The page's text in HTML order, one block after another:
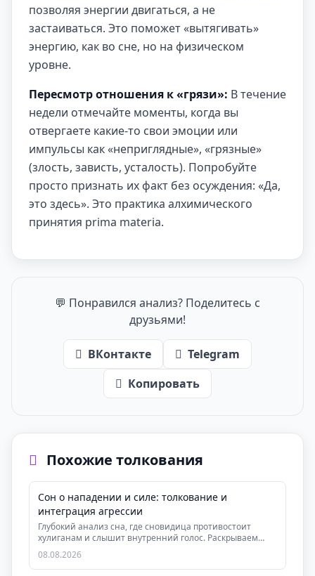
позволяя энергии двигаться, а не
застаиваться. Это поможет «вытягивать»
энергию, как во сне, но на физическом
уровне.
Пересмотр отношения к «грязи»: В течение
недели отмечайте моменты, когда вы
отвергаете какие-то свои эмоции или
импульсы как «неприглядные», «грязные»
(злость, зависть, усталость). Попробуйте
просто признать их факт без осуждения: «Да,
это здесь». Это практика алхимического
принятия prima materia.
💬 Понравился анализ? Поделитесь с
друзьями!
ВКонтакте
Telegram
Копировать
Похожие толкования
Сон о нападении и силе: толкование и
интеграция агрессии
Глубокий анализ сна, где сновидица противостоит
хулиганам и слышит внутренний голос. Раскрываем
знач...
08.08.2026